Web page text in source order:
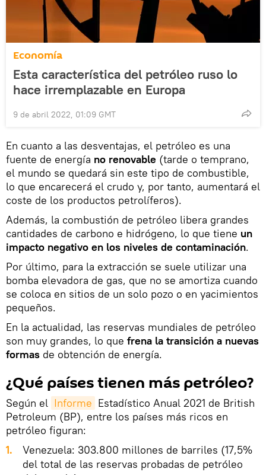
Economía
Esta característica del petróleo ruso lo
hace irremplazable en Europa
9 de abril 2022, 01:09 GMT
En cuanto a las desventajas, el petróleo es una
fuente de energía no renovable (tarde o temprano,
el mundo se quedará sin este tipo de combustible,
lo que encarecerá el crudo y, por tanto, aumentará el
coste de los productos petrolíferos).
Además, la combustión de petróleo libera grandes
cantidades de carbono e hidrógeno, lo que tiene un
impacto negativo en los niveles de contaminación.
Por último, para la extracción se suele utilizar una
bomba elevadora de gas, que no se amortiza cuando
se coloca en sitios de un solo pozo o en yacimientos
pequeños.
En la actualidad, las reservas mundiales de petróleo
son muy grandes, lo que frena la transición a nuevas
formas de obtención de energía.
¿Qué países tienen más petróleo?
Según el Informe Estadístico Anual 2021 de British
Petroleum (BP), entre los países más ricos en
petróleo figuran:
1.
Venezuela: 303.800 millones de barriles (17,5%
del total de las reservas probadas de petróleo